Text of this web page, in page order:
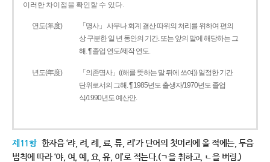
이러한 차이점을 확인할 수 있다.
연도(年度)
「명사」 사무나 회계 결산 따위의 처리를 위하여 편의
상 구분한 일 년 동안의 기간. 또는 앞의 말에 해당하는 그
해. ¶ 졸업 연도/제작 연도.
년도(年度)
「의존명사」((해를 뜻하는 말 뒤에 쓰여)) 일정한 기간
단위로서의 그해. ¶ 1985년도 출생자/1970년도 졸업
식/1990년도 예산안.
제11항 한자음 ‘랴, 려, 례, 료, 류, 리’가 단어의 첫머리에 올 적에는, 두음
법칙에 따라 ‘야, 여, 예, 요, 유, 이’로 적는다.(ㄱ을 취하고, ㄴ을 버림.)